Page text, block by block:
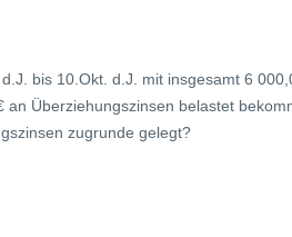
bis 10.Okt. d.J. mit insgesamt 6
Überziehungszinsen belastet
zugrunde gelegt?